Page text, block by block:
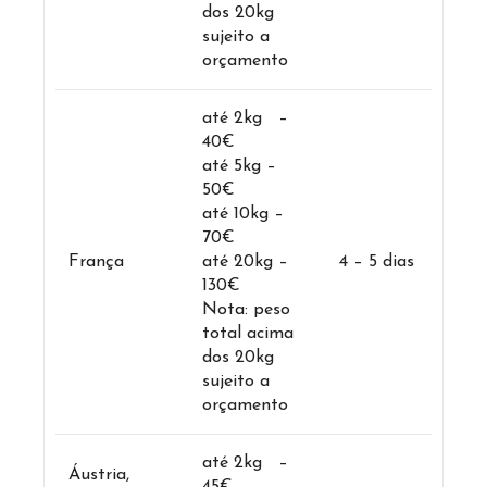
dos 20kg
sujeito a
orçamento
França
até 2kg –
40€
até 5kg –
50€
até 10kg –
70€
até 20kg –
130€
Nota: peso
total acima
dos 20kg
sujeito a
orçamento
4 – 5 dias
Áustria,
até 2kg –